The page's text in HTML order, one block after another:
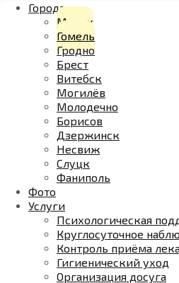
Города
Минск
Гомель
Гродно
Брест
Витебск
Могилёв
Молодечно
Борисов
Дзержинск
Несвиж
Слуцк
Фаниполь
Фото
Услуги
Психологическая
Круглосуточное
Контроль приёма
Гигиенический уход
Организация досуга